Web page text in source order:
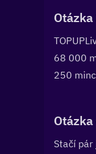
68 000
250
Stačí pár